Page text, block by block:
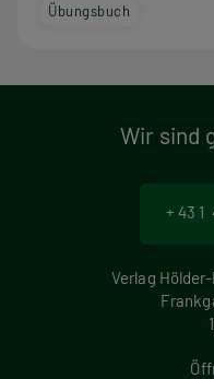
Übungsbuch
Wir sind
+ 43 1
Verlag